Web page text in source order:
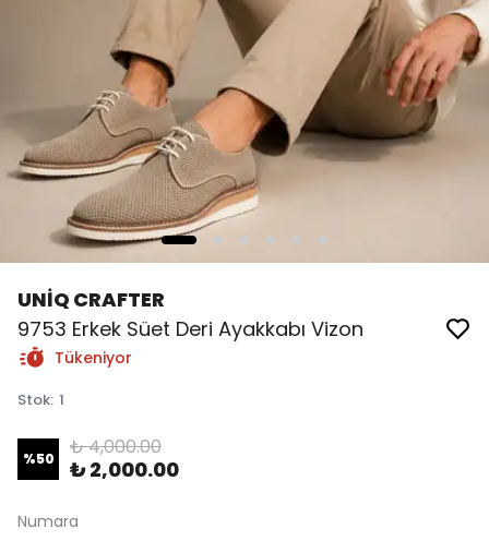
UNİQ CRAFTER
9753 Erkek Süet Deri Ayakkabı Vizon
Tükeniyor
Stok: 1
%50 ₺ 4,000.00
₺ 2,000.00
Numara